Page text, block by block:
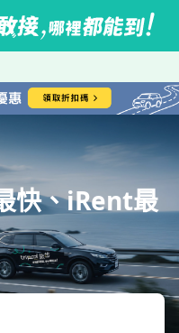
快、iRent最